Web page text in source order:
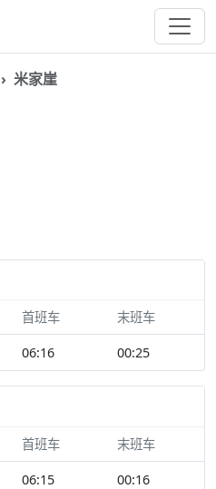
米家崖
首班车 末班车
06:16 00:25
首班车 末班车
06:15 00:16